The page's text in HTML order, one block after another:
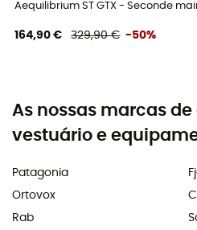
Aequilibrium ST GTX - Seconde
164,90 € 329,90 € -50%
As nossas marcas
vestuário e
Patagonia
Ortovox
Rab